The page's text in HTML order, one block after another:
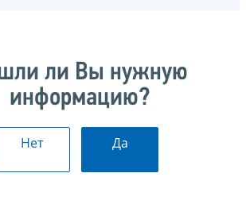
ли Вы нужную
информацию?
Нет Да